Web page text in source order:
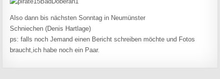
Also dann bis nächsten Sonntag in Neumünster
Schniechen (Denis Hartlage)
ps: falls noch Jemand einen Bericht schreiben möchte und Fotos
braucht,ich habe noch ein Paar.